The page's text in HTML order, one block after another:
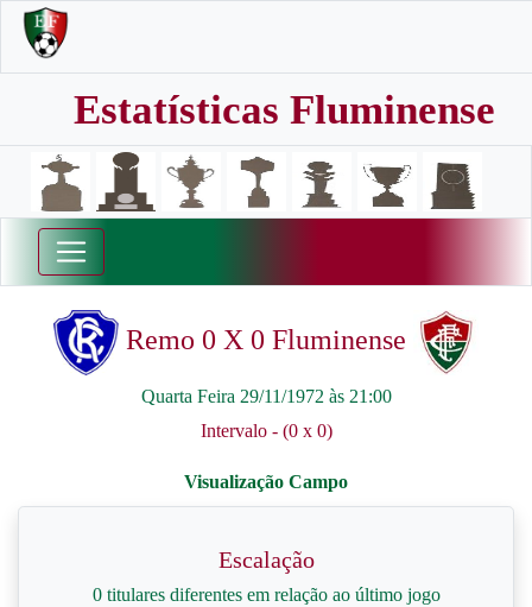
Estatísticas Fluminense
Remo 0 X 0 Fluminense
Quarta Feira 29/11/1972 às 21:00
Intervalo - (0 x 0)
Escalação
0 titulares diferentes em relação ao último jogo